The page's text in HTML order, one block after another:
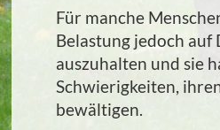
Für manche
Belastung jedoch auf
auszuhalten und sie
Schwierigkeiten,
bewältigen.